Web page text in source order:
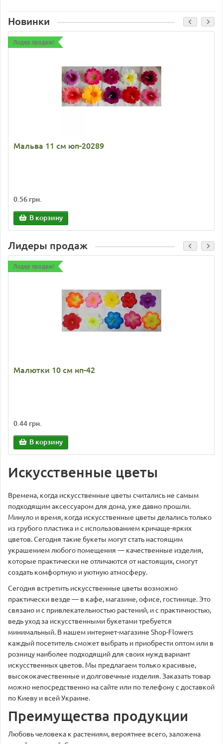
Новинки
Лидер продаж!
Мальва 11 см юп-20289
0.56 грн.
В корзину
Лидеры продаж
Лидер продаж!
Малютки 10 см нп-42
0.44 грн.
В корзину
Искусственные цветы
Времена, когда искусственные цветы считались не самым
подходящим аксессуаром для дома, уже давно прошли.
Минуло и время, когда искусственные цветы делались только
из грубого пластика и с использованием кричаще-ярких
цветов. Сегодня такие букеты могут стать настоящим
украшением любого помещения — качественные изделия,
которые практически не отличаются от настоящих, смогут
создать комфортную и уютную атмосферу.
Сегодня встретить искусственные цветы возможно
практически везде — в кафе, магазине, офисе, гостинице. Это
связано и с привлекательностью растений, и с практичностью,
ведь уход за искусственными букетами требуется
минимальный. В нашем интернет-магазине Shop-Flowers
каждый посетитель сможет выбрать и приобрести оптом или в
розницу наиболее подходящий для своих нужд вариант
искусственных цветов. Мы предлагаем только красивые,
высококачественные и долговечные изделия. Заказать товар
можно непосредственно на сайте или по телефону с доставкой
по Киеву и всей Украине.
Преимущества продукции
Любовь человека к растениям, вероятнее всего, заложена